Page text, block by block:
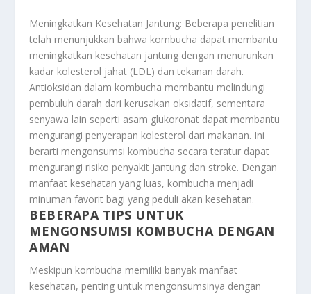
Meningkatkan Kesehatan Jantung: Beberapa penelitian
telah menunjukkan bahwa kombucha dapat membantu
meningkatkan kesehatan jantung dengan menurunkan
kadar kolesterol jahat (LDL) dan tekanan darah.
Antioksidan dalam kombucha membantu melindungi
pembuluh darah dari kerusakan oksidatif, sementara
senyawa lain seperti asam glukoronat dapat membantu
mengurangi penyerapan kolesterol dari makanan. Ini
berarti mengonsumsi kombucha secara teratur dapat
mengurangi risiko penyakit jantung dan stroke. Dengan
manfaat kesehatan yang luas, kombucha menjadi
minuman favorit bagi yang peduli akan kesehatan.
BEBERAPA TIPS UNTUK
MENGONSUMSI KOMBUCHA DENGAN
AMAN
Meskipun kombucha memiliki banyak manfaat
kesehatan, penting untuk mengonsumsinya dengan